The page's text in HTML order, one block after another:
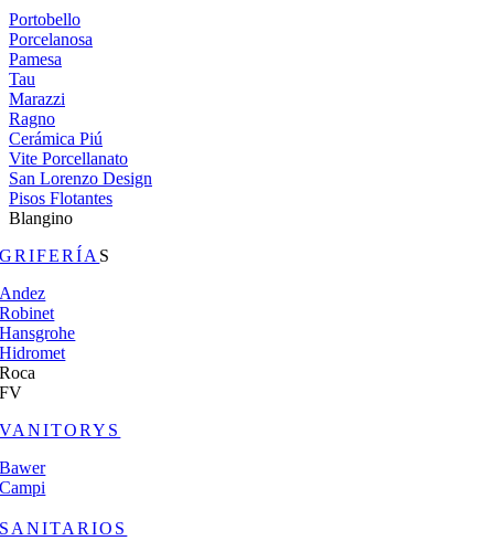
Portobello
Porcelanosa
Pamesa
Tau
Marazzi
Ragno
Cerámica Piú
Vite Porcellanato
San Lorenzo Design
Pisos Flotantes
Blangino
GRIFERÍA S
Andez
Robinet
Hansgrohe
Hidromet
Roca
FV
VANITORYS
Bawer
Campi
SANITARIOS